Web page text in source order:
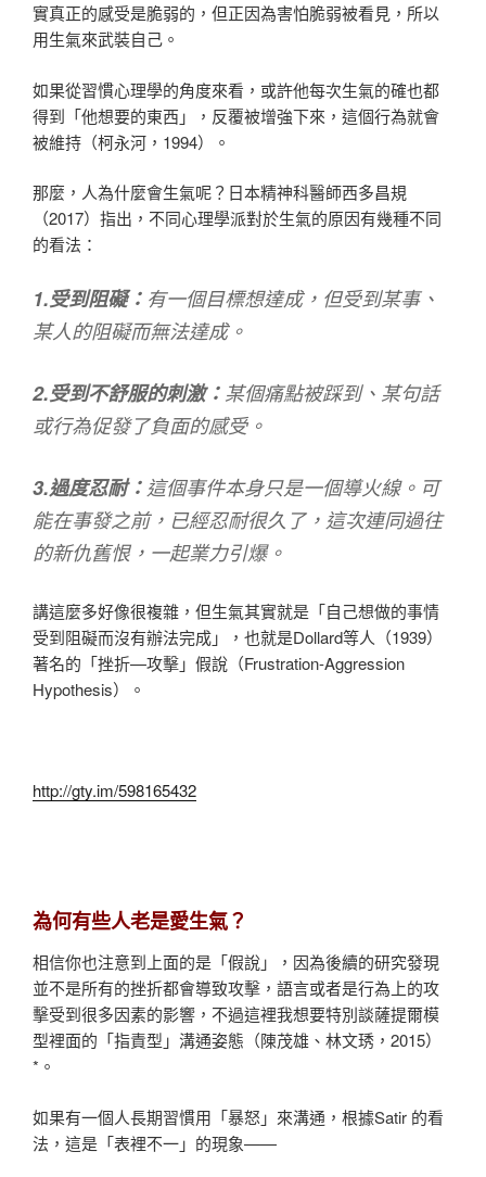
實真正的感受是脆弱的，但正因為害怕脆弱被看見，所以
用生氣來武裝自己。
如果從習慣心理學的角度來看，或許他每次生氣的確也都
得到「他想要的東西」，反覆被增強下來，這個行為就會
被維持（柯永河，1994）。
那麼，人為什麼會生氣呢？日本精神科醫師西多昌規
（2017）指出，不同心理學派對於生氣的原因有幾種不同
的看法：
1.受到阻礙： 有一個目標想達成，但受到某事、
某人的阻礙而無法達成。
2.受到不舒服的刺激： 某個痛點被踩到、某句話
或行為促發了負面的感受。
3.過度忍耐： 這個事件本身只是一個導火線。可
能在事發之前，已經忍耐很久了，這次連同過往
的新仇舊恨，一起業力引爆。
講這麼多好像很複雜，但生氣其實就是「自己想做的事情
受到阻礙而沒有辦法完成」，也就是Dollard等人（1939）
著名的「挫折—攻擊」假說（Frustration-Aggression
Hypothesis）。
http://gty.im/598165432
為何有些人老是愛生氣？
相信你也注意到上面的是「假說」，因為後續的研究發現
並不是所有的挫折都會導致攻擊，語言或者是行為上的攻
擊受到很多因素的影響，不過這裡我想要特別談薩提爾模
型裡面的「指責型」溝通姿態（陳茂雄、林文琇，2015）
*。
如果有一個人長期習慣用「暴怒」來溝通，根據Satir 的看
法，這是「表裡不一」的現象——